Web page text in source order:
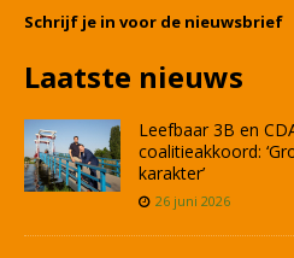
Schrijf je in voor de nieuwsbrief
Laatste nieuws
Leefbaar 3B en
coalitieakkoord:
karakter’
26 juni 2026